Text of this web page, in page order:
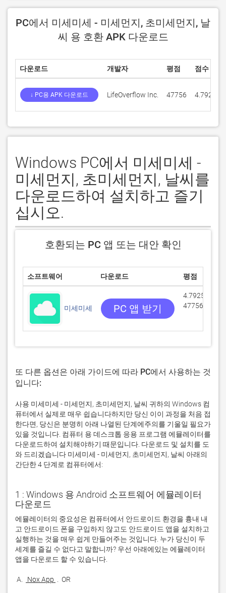
PC에서 미세미세 - 미세먼지, 초미세먼지, 날
씨 용 호환 APK 다운로드
다운로드 개발자 평점 점수
↓ PC용 APK 다운로드 LifeOverflow Inc. 47756 4.79253
Windows PC에서 미세미세 -
미세먼지, 초미세먼지, 날씨를
다운로드하여 설치하고 즐기
십시오.
호환되는 PC 앱 또는 대안 확인
소프트웨어 다운로드 평점
미세미세 PC 앱 받기
4.79253/5
47756 리뷰
또 다른 옵션은 아래 가이드에 따라 PC에서 사용하는 것
입니다:
사용 미세미세 - 미세먼지, 초미세먼지, 날씨 귀하의 Windows 컴
퓨터에서 실제로 매우 쉽습니다하지만 당신 이이 과정을 처음 접
한다면, 당신은 분명히 아래 나열된 단계에주의를 기울일 필요가
있을 것입니다. 컴퓨터 용 데스크톱 응용 프로그램 에뮬레이터를
다운로드하여 설치해야하기 때문입니다. 다운로드 및 설치를 도
와 드리겠습니다 미세미세 - 미세먼지, 초미세먼지, 날씨 아래의
간단한 4 단계로 컴퓨터에서:
1 : Windows 용 Android 소프트웨어 에뮬레이터
다운로드
에뮬레이터의 중요성은 컴퓨터에서 안드로이드 환경을 흉내 내
고 안드로이드 폰을 구입하지 않고도 안드로이드 앱을 설치하고
실행하는 것을 매우 쉽게 만들어주는 것입니다. 누가 당신이 두
세계를 즐길 수 없다고 말합니까? 우선 아래에있는 에뮬레이터
A. Nox App